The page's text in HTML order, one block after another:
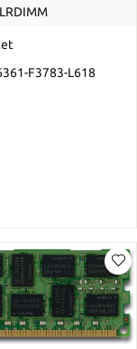
LRDIMM
F3783-L618